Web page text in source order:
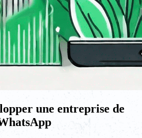
une entreprise de